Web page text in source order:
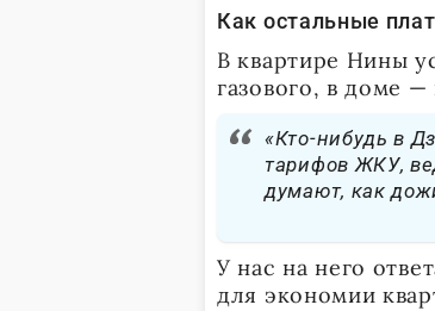
Как остальные
В квартире Нины
газового, в доме
«Кто-нибудь в
тарифов ЖКУ,
думают, как
У нас на него
для экономии